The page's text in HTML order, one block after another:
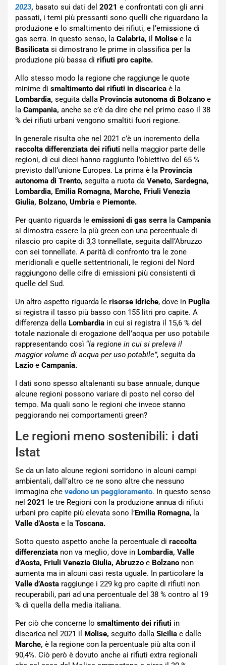
2023, basato sui dati del 2021 e confrontati con gli anni
passati, i temi più pressanti sono quelli che riguardano la
produzione e lo smaltimento dei rifiuti, e l’emissione di
gas serra. In questo senso, la Calabria, il Molise e la
Basilicata si dimostrano le prime in classifica per la
produzione più bassa di rifiuti pro capite.
Allo stesso modo la regione che raggiunge le quote
minime di smaltimento dei rifiuti in discarica è la
Lombardia, seguita dalla Provincia autonoma di Bolzano e
la Campania, anche se c’è da dire che nel primo caso il 38
% dei rifiuti urbani vengono smaltiti fuori regione.
In generale risulta che nel 2021 c’è un incremento della
raccolta differenziata dei rifiuti nella maggior parte delle
regioni, di cui dieci hanno raggiunto l’obiettivo del 65 %
previsto dall’unione Europea. La prima è la Provincia
autonoma di Trento, seguita a ruota da Veneto, Sardegna,
Lombardia, Emilia Romagna, Marche, Friuli Venezia
Giulia, Bolzano, Umbria e Piemonte.
Per quanto riguarda le emissioni di gas serra la Campania
si dimostra essere la più green con una percentuale di
rilascio pro capite di 3,3 tonnellate, seguita dall’Abruzzo
con sei tonnellate. A parità di confronto tra le zone
meridionali e quelle settentrionali, le regioni del Nord
raggiungono delle cifre di emissioni più consistenti di
quelle del Sud.
Un altro aspetto riguarda le risorse idriche, dove in Puglia
si registra il tasso più basso con 155 litri pro capite. A
differenza della Lombardia in cui si registra il 15,6 % del
totale nazionale di erogazione dell’acqua per uso potabile
rappresentando così “la regione in cui si preleva il
maggior volume di acqua per uso potabile”, seguita da
Lazio e Campania.
I dati sono spesso altalenanti su base annuale, dunque
alcune regioni possono variare di posto nel corso del
tempo. Ma quali sono le regioni che invece stanno
peggiorando nei comportamenti green?
Le regioni meno sostenibili: i dati
Istat
Se da un lato alcune regioni sorridono in alcuni campi
ambientali, dall’altro ce ne sono altre che nessuno
immagina che vedono un peggioramento. In questo senso
nel 2021
le tre Regioni con la produzione annua di rifiuti
urbani pro capite più elevata sono l’Emilia Romagna, la
Valle d’Aosta e la Toscana.
Sotto questo aspetto anche la percentuale di raccolta
differenziata non va meglio, dove in Lombardia, Valle
d’Aosta, Friuli Venezia Giulia, Abruzzo e Bolzano non
aumenta ma in alcuni casi resta uguale. In particolare la
Valle d’Aosta raggiunge i 229 kg pro capite di rifiuti non
recuperabili, pari ad una percentuale del 38 % contro al 19
% di quella della media italiana.
Per ciò che concerne lo smaltimento dei rifiuti in
discarica nel 2021 il
Molise, seguito dalla Sicilia e dalle
Marche, è la regione con la percentuale più alta con il
90,4%. Ciò però è dovuto anche ai rifiuti extra regionali